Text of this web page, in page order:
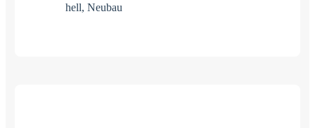
hell, Neubau